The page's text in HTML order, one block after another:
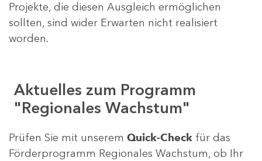
Projekte, die diesen Ausgleich ermöglichen
sollten, sind wider Erwarten nicht realisiert
worden.
Aktuelles zum Programm
"Regionales Wachstum"
Prüfen Sie mit unserem Quick-Check für das
Förderprogramm Regionales Wachstum, ob Ihr